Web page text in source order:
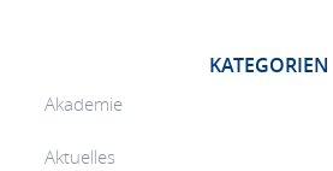
KATEGORIEN
Akademie
Aktuelles